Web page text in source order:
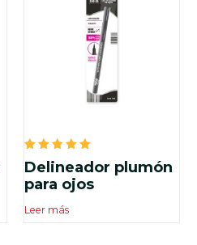
Valorado
en
5.00
de 5
Delineador plumón
para ojos
Leer más